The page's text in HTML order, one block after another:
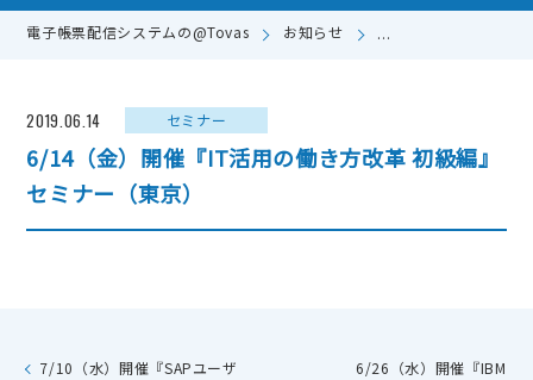
電子帳票配信システムの@Tovas お知らせ
2019.06.14 セミナー
6/14（金）開催『IT活用の働き方改革 初級編』
セミナー（東京）
7/10（水）開催『SAPユーザ
6/26（水）開催『IBM